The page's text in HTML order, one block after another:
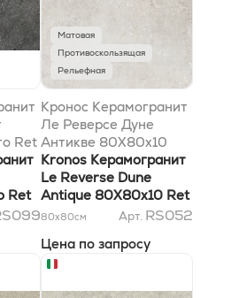
Ret
Ret
Матовая
Противоскользящая
Рельефная
Кронос Керамогранит
Ле Реверсе Дуне
Антикве 80X80х10
Ret
Kronos Керамогранит
Le Reverse Dune
Antique 80X80х10 Ret
80x80см Арт. RS052
Цена по запросу